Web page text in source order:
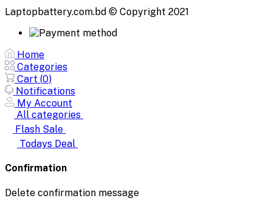
Laptopbattery.com.bd © Copyright 2021
Home
Categories
Cart (0)
Notifications
My Account
All categories
Flash Sale
Todays Deal
Confirmation
Delete confirmation message